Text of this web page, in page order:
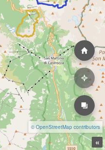
«
© OpenStreetMap contributors